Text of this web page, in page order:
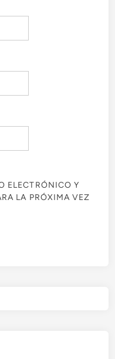
ELECTRÓNICO Y
LA PRÓXIMA VEZ